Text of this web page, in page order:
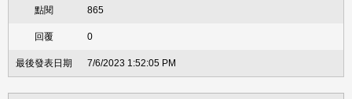
865
0
7/6/2023 1:52:05 PM